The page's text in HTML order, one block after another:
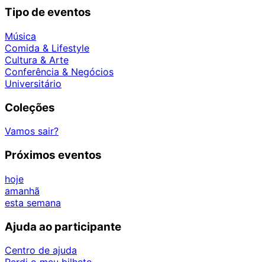
Tipo de eventos
Música
Comida & Lifestyle
Cultura & Arte
Conferência & Negócios
Universitário
Coleções
Vamos sair?
Próximos eventos
hoje
amanhã
esta semana
Ajuda ao participante
Centro de ajuda